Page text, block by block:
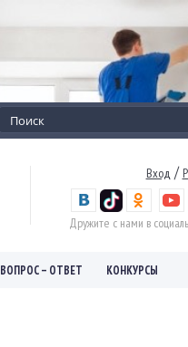
Вход /
Дружите с нами в
ВОПРОС – ОТВЕТ КОНКУРСЫ